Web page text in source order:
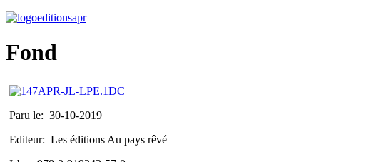
Fond
Paru le: 30-10-2019
Editeur: Les éditions Au pays rêvé